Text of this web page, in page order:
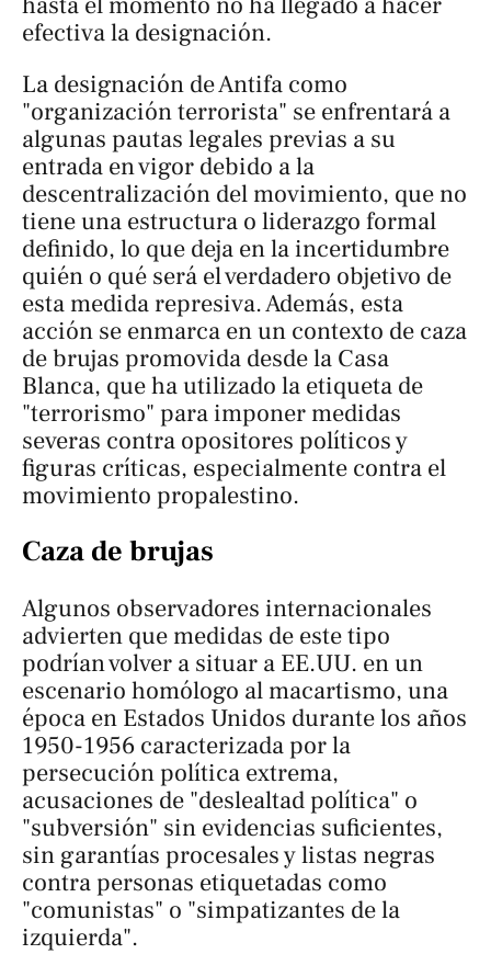
efectiva la designación.
La designación de Antifa como
"organización terrorista" se enfrentará a
algunas pautas legales previas a su
entrada en vigor debido a la
descentralización del movimiento, que no
tiene una estructura o liderazgo formal
definido, lo que deja en la incertidumbre
quién o qué será el verdadero objetivo de
esta medida represiva. Además, esta
acción se enmarca en un contexto de caza
de brujas promovida desde la Casa
Blanca, que ha utilizado la etiqueta de
"terrorismo" para imponer medidas
severas contra opositores políticos y
figuras críticas, especialmente contra el
movimiento propalestino.
Caza de brujas
Algunos observadores internacionales
advierten que medidas de este tipo
podrían volver a situar a EE.UU. en un
escenario homólogo almacartismo, una
época en Estados Unidos durante los años
1950-1956 caracterizada por la
persecución política extrema,
acusaciones de "deslealtad política" o
"subversión" sin evidencias suficientes,
sin garantías procesales y listas negras
contra personas etiquetadas como
"comunistas" o "simpatizantes de la
izquierda".